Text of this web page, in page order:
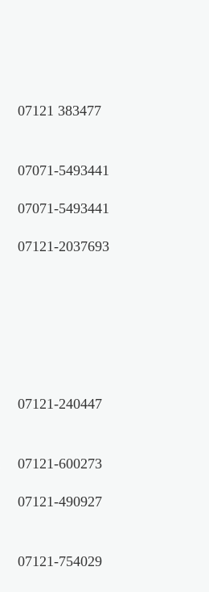
07121 383477
07071-5493441
07071-5493441
07121-2037693
07121-240447
07121-600273
07121-490927
07121-754029